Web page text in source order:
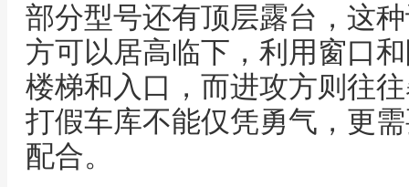
部分型号还有顶层露台，这
方可以居高临下，利用窗口
楼梯和入口，而进攻方则往
打假车库不能仅凭勇气，更
配合。